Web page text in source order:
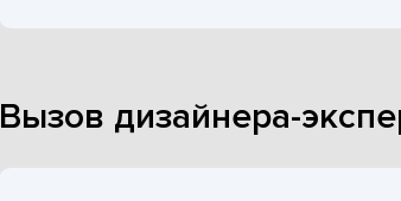
Вызов дизайнера-